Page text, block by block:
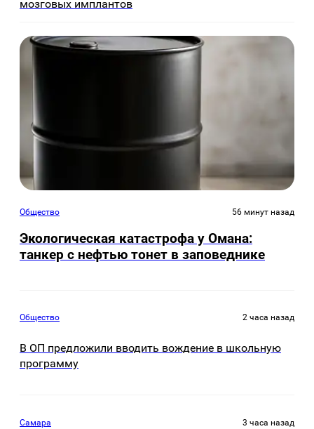
мозговых имплантов
Общество 56 минут назад
Экологическая катастрофа у Омана:
танкер с нефтью тонет в заповеднике
Общество 2 часа назад
В ОП предложили вводить вождение в школьную
программу
Самара 3 часа назад